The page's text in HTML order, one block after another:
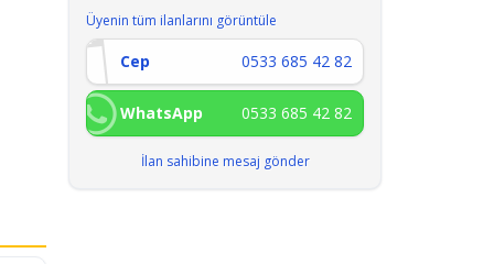
Üyenin tüm ilanlarını görüntüle
Cep 0533 685 42 82
WhatsApp 0533 685 42 82
İlan sahibine mesaj gönder